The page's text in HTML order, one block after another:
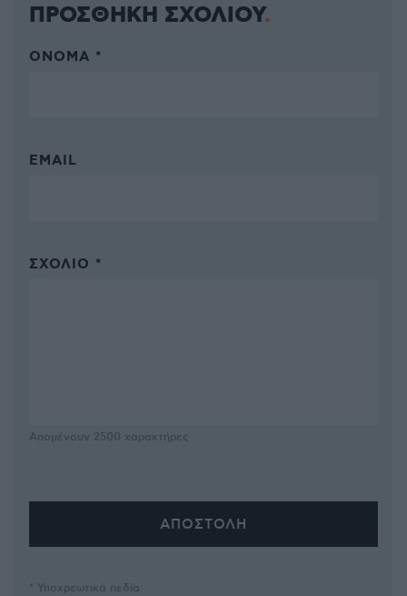
ΠΡΟΣΘΗΚΗ ΣΧΟΛΙΟΥ
ΌΝΟΜΑ *
EMAIL
ΣΧΌΛΙΟ *
Απομένουν 2500 χαρακτήρες
* Υποχρεωτικά πεδία